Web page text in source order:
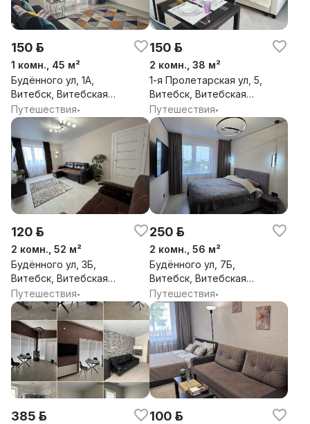
150 р.
1 комн., 45 м²
Будённого ул, 1А,
Витебск, Витебская
обл.
Путешествия•
150 р.
2 комн., 38 м²
1-я Пролетарская ул, 5,
Витебск, Витебская
обл.
Путешествия•
120 р.
2 комн., 52 м²
Будённого ул, 3Б,
Витебск, Витебская
обл.
Путешествия•
250 р.
2 комн., 56 м²
Будённого ул, 7Б,
Витебск, Витебская
обл.
Путешествия•
385 р. 100 р.